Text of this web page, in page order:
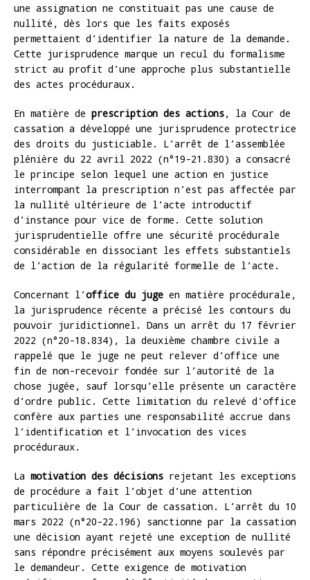
une assignation ne constituait pas une cause de
nullité, dès lors que les faits exposés
permettaient d’identifier la nature de la demande.
Cette jurisprudence marque un recul du formalisme
strict au profit d’une approche plus substantielle
des actes procéduraux.
En matière de prescription des actions, la Cour de
cassation a développé une jurisprudence protectrice
des droits du justiciable. L’arrêt de l’assemblée
plénière du 22 avril 2022 (n°19-21.830) a consacré
le principe selon lequel une action en justice
interrompant la prescription n’est pas affectée par
la nullité ultérieure de l’acte introductif
d’instance pour vice de forme. Cette solution
jurisprudentielle offre une sécurité procédurale
considérable en dissociant les effets substantiels
de l’action de la régularité formelle de l’acte.
Concernant l’office du juge en matière procédurale,
la jurisprudence récente a précisé les contours du
pouvoir juridictionnel. Dans un arrêt du 17 février
2022 (n°20-18.834), la deuxième chambre civile a
rappelé que le juge ne peut relever d’office une
fin de non-recevoir fondée sur l’autorité de la
chose jugée, sauf lorsqu’elle présente un caractère
d’ordre public. Cette limitation du relevé d’office
confère aux parties une responsabilité accrue dans
l’identification et l’invocation des vices
procéduraux.
La motivation des décisions rejetant les exceptions
de procédure a fait l’objet d’une attention
particulière de la Cour de cassation. L’arrêt du 10
mars 2022 (n°20-22.196) sanctionne par la cassation
une décision ayant rejeté une exception de nullité
sans répondre précisément aux moyens soulevés par
le demandeur. Cette exigence de motivation